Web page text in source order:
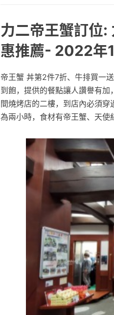
力二帝王蟹訂位:
惠推薦- 2022年
帝王蟹 丼第2件7折、牛排買一
到飽，提供的餐點讓人讚譽有
間燒烤店的二樓，到店內必須
為兩小時，食材有帝王蟹、天使